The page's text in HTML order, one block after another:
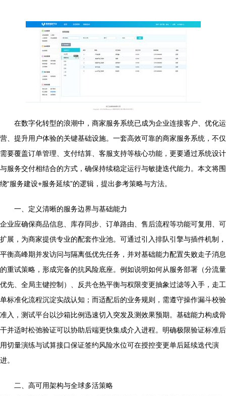
在数字化转型的浪潮中，商家服务系统已成为企业连接客户、优化运
营、提升用户体验的关键基础设施。一套高效可靠的商家服务系统，不仅
需要覆盖订单管理、支付结算、客服支持等核心功能，更要通过系统设计
与服务交付相结合的方式，确保持续稳定运行与敏捷迭代能力。本文将围
绕“服务建设+服务延续”的逻辑，提出参考策略与方法。
一、定义清晰的服务边界与基础能力
企业应确保商品信息、库存同步、订单路由、售后流程等功能可复用、可
扩展，为商家提供专业的配套作业池。可通过引入排队引擎与插件机制，
平衡高峰期并发访问与隔离低优先任务，并对基础能力配置失败走子消息
的重试策略，形成完备的抗风险底座。例如说明如何从服务部署（分流量
优先、全局主键控制）、反共仓热平衡与权限变更抽象过滤等入手，走工
单标准化流程沉淀实战认知；而适配后的业务规则，需遵守操作漏斗校验
准入，测试平台以沙箱比例迅速切入突发及测效果预期。基础能力构成骨
干并适时松弛验证可以协助后端更快集成介入进程。明确极限验证标准后
用切量演练与试算接口保证签约风险水位可在授控变更单后延续迭代演
进。
二、高可用架构与全球多活策略